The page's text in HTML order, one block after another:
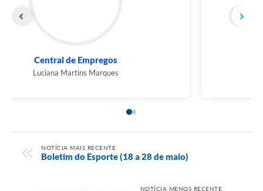
Central de Empregos
Luciana Martins Marques
NOTÍCIA MAIS RECENTE
Boletim do Esporte (18 a 28 de maio)
NOTÍCIA MENOS RECENTE